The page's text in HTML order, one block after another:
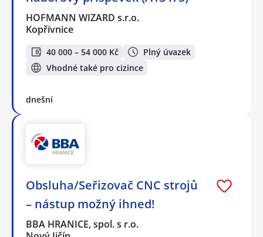
HOFMANN WIZARD s.r.o.
Kopřivnice
40 000 – 54 000 Kč
Plný úvazek
Vhodné také pro cizince
dnešní
Obsluha/Seřizovač CNC strojů
– nástup možný ihned!
BBA HRANICE, spol. s r.o.